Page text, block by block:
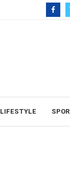
LIFESTYLE